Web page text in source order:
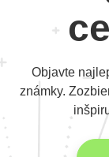
Objavte
známky.